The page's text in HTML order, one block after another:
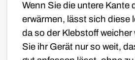
Wenn Sie die untere Kante
erwärmen, lässt sich diese
da so der Klebstoff weicher
Sie ihr Gerät nur so weit,